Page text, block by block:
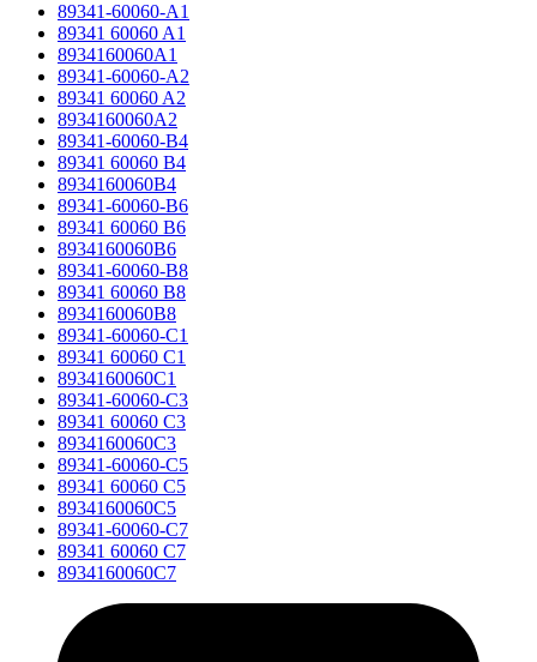
89341-60060-A1
89341 60060 A1
8934160060A1
89341-60060-A2
89341 60060 A2
8934160060A2
89341-60060-B4
89341 60060 B4
8934160060B4
89341-60060-B6
89341 60060 B6
8934160060B6
89341-60060-B8
89341 60060 B8
8934160060B8
89341-60060-C1
89341 60060 C1
8934160060C1
89341-60060-C3
89341 60060 C3
8934160060C3
89341-60060-C5
89341 60060 C5
8934160060C5
89341-60060-C7
89341 60060 C7
8934160060C7